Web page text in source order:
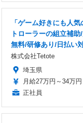
「ゲーム好きにも人
トローラーの組立補
無料/研修あり/日払い
株式会社Tetote
埼玉県
月給27万円～34万円
正社員